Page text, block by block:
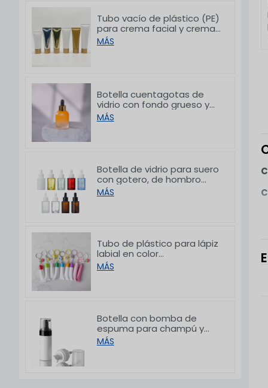
Tubo vacío de plástico (PE)
para crema facial y crema
de manos con tapas de
bambú, de 50/80/100/150 g
MÁS
Botella cuentagotas de
vidrio con fondo grueso y
diseño gradual
personalizada, de 30 ml
MÁS
Botella de vidrio para suero
con gotero, de hombro
plano y acabado
esmerilado blanco, de
MÁS
Tubo de plástico para lápiz
labial en color
personalizado con gancho,
8/15 g
MÁS
Botella con bomba de
espuma para champú y
limpiador facial de PET con
hombro plano, 150/200 ml
MÁS